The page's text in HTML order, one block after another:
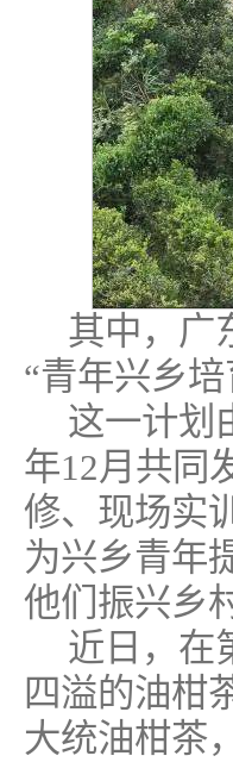
其中，广
“青年兴乡
这一计划
年12月共同
修、现场实
为兴乡青年
他们振兴乡
近日，在
四溢的油柑
大统油柑茶